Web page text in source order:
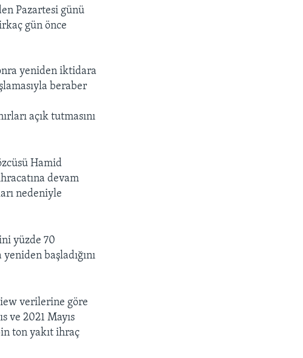
Pazartesi günü
gün önce
yeniden iktidara
beraber
açık tutmasını
Hamid
devam
nedeniyle
yüzde 70
başladığını
verilerine göre
ve 2021 Mayıs
ton yakıt ihraç